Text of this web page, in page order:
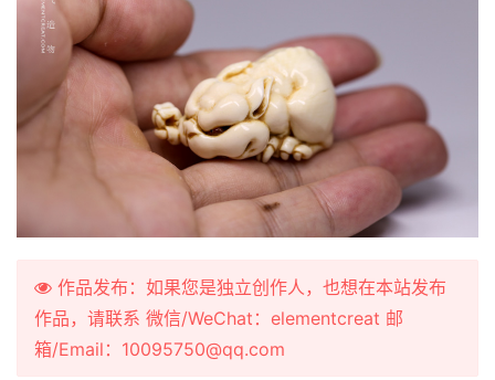
作品发布：如果您是独立创作人，也想在本站发布
作品，请联系 微信/WeChat：elementcreat 邮
箱/Email：10095750@qq.com